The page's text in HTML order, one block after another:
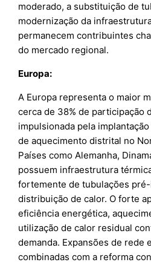
moderado, a substituição de
modernização da
permanecem contribuintes
do mercado regional.
Europa:
A Europa representa o maior
cerca de 38% de participação
impulsionada pela
de aquecimento distrital no
Países como Alemanha,
possuem infraestrutura
fortemente de tubulações
distribuição de calor. O forte
eficiência energética,
utilização de calor residual
demanda. Expansões de rede
combinadas com a reforma